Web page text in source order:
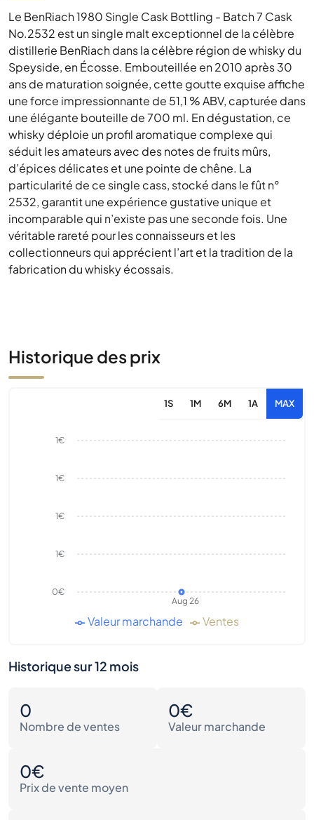
Le BenRiach 1980 Single Cask Bottling - Batch 7 Cask
No.2532 est un single malt exceptionnel de la célèbre
distillerie BenRiach dans la célèbre région de whisky du
Speyside, en Écosse. Embouteillée en 2010 après 30
ans de maturation soignée, cette goutte exquise affiche
une force impressionnante de 51,1 % ABV, capturée dans
une élégante bouteille de 700 ml. En dégustation, ce
whisky déploie un profil aromatique complexe qui
séduit les amateurs avec des notes de fruits mûrs,
d’épices délicates et une pointe de chêne. La
particularité de ce single cass, stocké dans le fût n°
2532, garantit une expérience gustative unique et
incomparable qui n’existe pas une seconde fois. Une
véritable rareté pour les connaisseurs et les
collectionneurs qui apprécient l’art et la tradition de la
fabrication du whisky écossais.
Historique des prix
1S 1M 6M 1A MAX
Aug 26
0€
1€
1€
1€
1€
Valeur marchande Ventes
Historique sur 12 mois
0
Nombre de ventes
0€
Valeur marchande
0€
Prix de vente moyen